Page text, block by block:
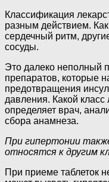
Классификация
разным действием.
сердечный ритм,
сосуды.
Это далеко неполный
препаратов, которые
предотвращения
давления. Какой
определяет врач,
сбора анамнеза.
При гипертонии
относятся к другим
При приеме таблеток